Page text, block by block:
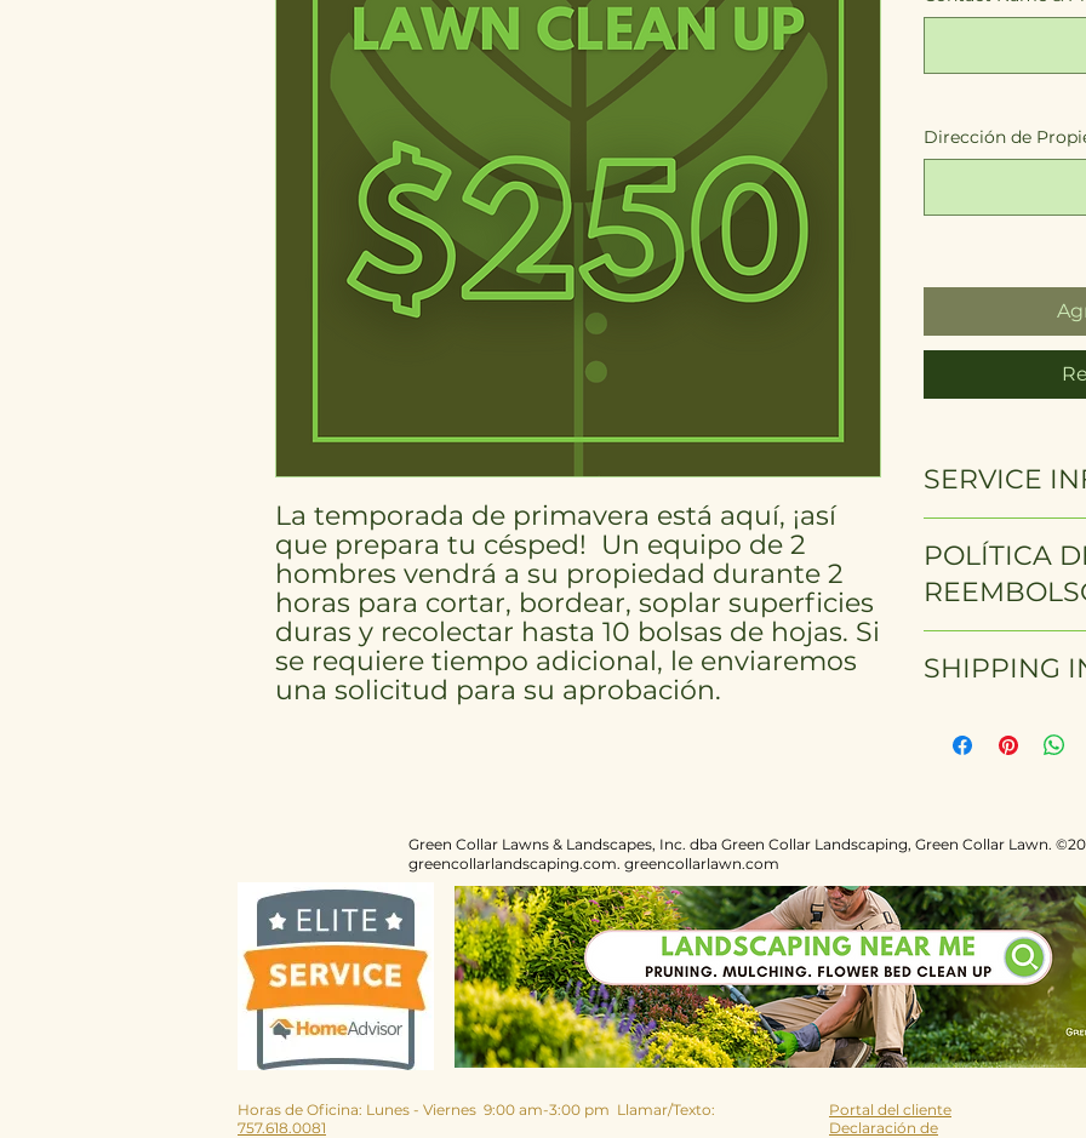
La temporada de primavera está aquí, ¡así
que prepara tu césped! Un equipo de 2
hombres vendrá a su propiedad durante 2
horas para cortar, bordear, soplar superficies
duras y recolectar hasta 10 bolsas de hojas. Si
se requiere tiempo adicional, le enviaremos
una solicitud para su aprobación.
Dirección de
SERVICE
of lawn care
mowing, edging,
collecting up to 10
submit an
needed.
POLÍTICA
call 757-618-0081
concerns. We are
SHIPPING
Green Collar Lawns & Landscapes, Inc. dba Green Collar Landscaping, Green Collar Lawn.
greencollarlandscaping.com. greencollarlawn.com
Horas de Oficina: Lunes - Viernes 9:00 am-3:00 pm Llamar/Texto:
757.618.0081
Portal del cliente
Declaración de